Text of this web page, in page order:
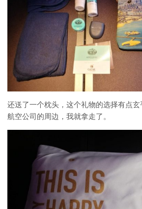
还送了一个枕头，这个礼物的选择有点
航空公司的周边，我就拿走了。